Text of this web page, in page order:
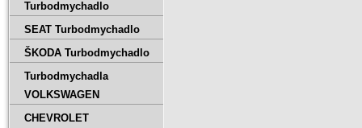
Turbodmychadlo
SEAT Turbodmychadlo
ŠKODA Turbodmychadlo
Turbodmychadla
VOLKSWAGEN
CHEVROLET